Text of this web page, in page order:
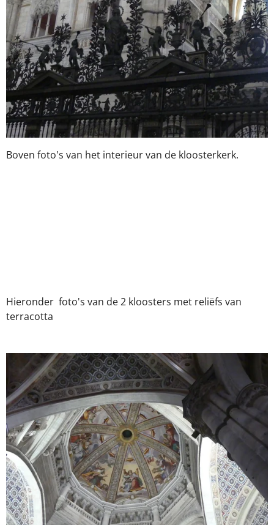
Boven foto's van het interieur van de kloosterkerk.
Hieronder foto's van de 2 kloosters met reliëfs van
terracotta